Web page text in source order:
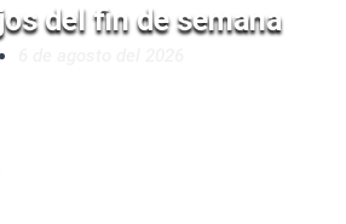
del fin de semana